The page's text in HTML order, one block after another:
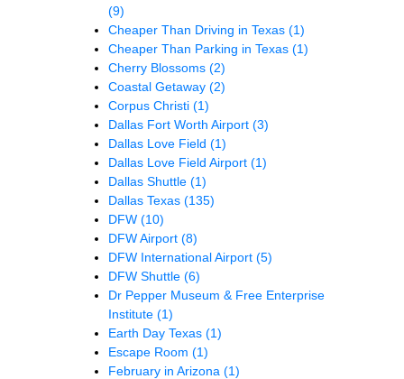
(9)
Cheaper Than Driving in Texas (1)
Cheaper Than Parking in Texas (1)
Cherry Blossoms (2)
Coastal Getaway (2)
Corpus Christi (1)
Dallas Fort Worth Airport (3)
Dallas Love Field (1)
Dallas Love Field Airport (1)
Dallas Shuttle (1)
Dallas Texas (135)
DFW (10)
DFW Airport (8)
DFW International Airport (5)
DFW Shuttle (6)
Dr Pepper Museum & Free Enterprise
Institute (1)
Earth Day Texas (1)
Escape Room (1)
February in Arizona (1)